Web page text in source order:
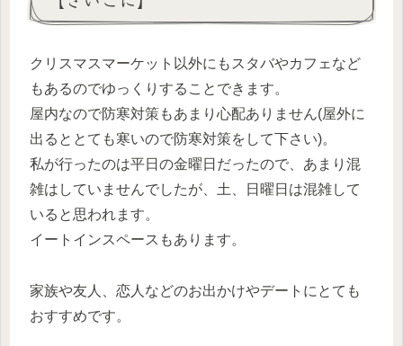
クリスマスマーケット以外にもスタバやカフェなど
もあるのでゆっくりすることできます。
屋内なので防寒対策もあまり心配ありません(屋外に
出るととても寒いので防寒対策をして下さい)。
私が行ったのは平日の金曜日だったので、あまり混
雑はしていませんでしたが、土、日曜日は混雑して
いると思われます。
イートインスペースもあります。
家族や友人、恋人などのお出かけやデートにとても
おすすめです。